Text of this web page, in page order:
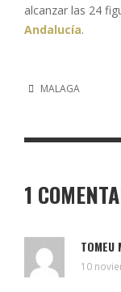
alcanzar las 24
Andalucía.
MALAGA
1
TOMEU
10